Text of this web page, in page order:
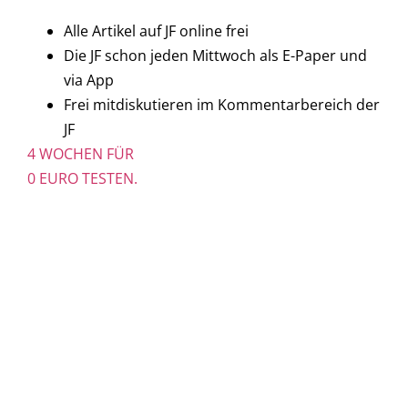
Alle Artikel auf JF online frei
Die JF schon jeden Mittwoch als E-Paper und
via App
Frei mitdiskutieren im Kommentarbereich der
JF
4 WOCHEN FÜR
0 EURO TESTEN.